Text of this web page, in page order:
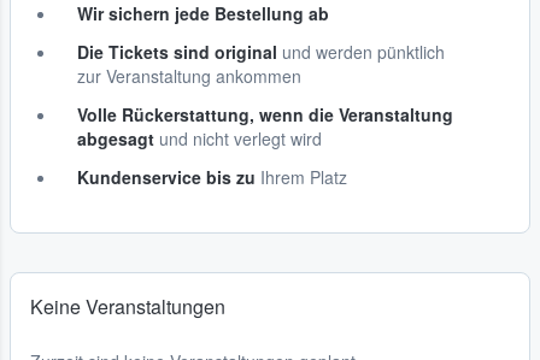
Wir sichern jede Bestellung ab
Die Tickets sind original und werden pünktlich
zur Veranstaltung ankommen
Volle Rückerstattung, wenn die Veranstaltung
abgesagt und nicht verlegt wird
Kundenservice bis zu Ihrem Platz
Keine Veranstaltungen